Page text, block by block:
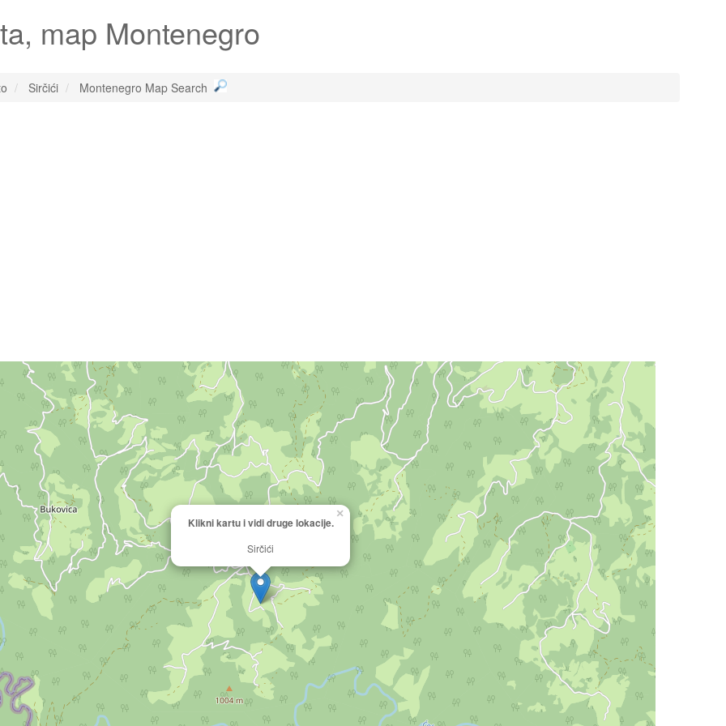
map Montenegro
Sirčići Montenegro Map Search
Klikni kartu i vidi druge lokacije.
Sirčići
×